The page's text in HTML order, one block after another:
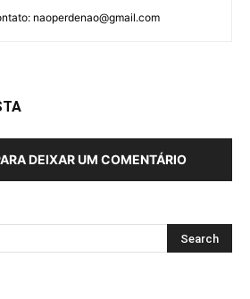
naoperdenao@gmail.com
DEIXAR UM COMENTÁRIO